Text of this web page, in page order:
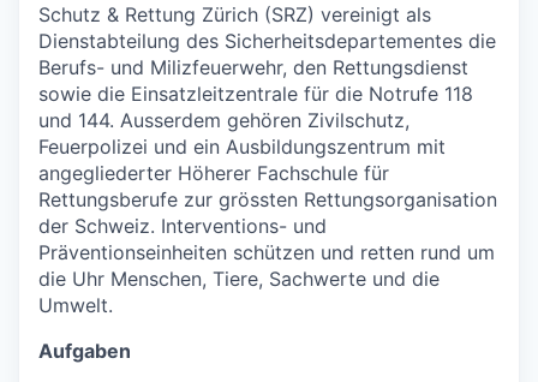
Schutz & Rettung Zürich (SRZ) vereinigt als
Dienstabteilung des Sicherheitsdepartementes die
Berufs- und Milizfeuerwehr, den Rettungsdienst
sowie die Einsatzleitzentrale für die Notrufe 118
und 144. Ausserdem gehören Zivilschutz,
Feuerpolizei und ein Ausbildungszentrum mit
angegliederter Höherer Fachschule für
Rettungsberufe zur grössten Rettungsorganisation
der Schweiz. Interventions- und
Präventionseinheiten schützen und retten rund um
die Uhr Menschen, Tiere, Sachwerte und die
Umwelt.
Aufgaben